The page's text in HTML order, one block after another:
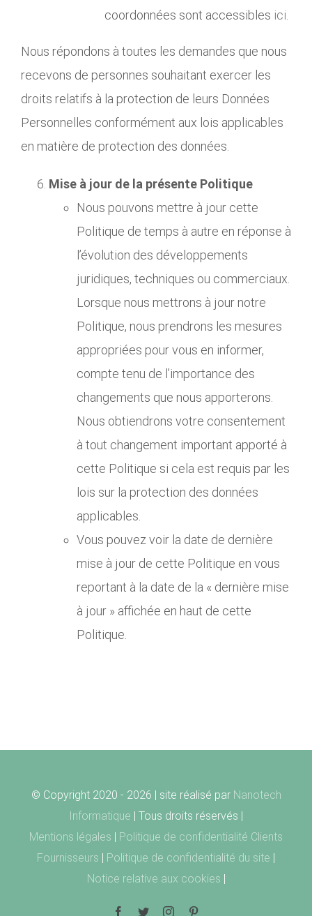
coordonnées sont accessibles ici
Nous répondons à toutes les demandes que nous
recevons de personnes souhaitant exercer les
droits relatifs à la protection de leurs Données
Personnelles conformément aux lois applicables
en matière de protection des données.
Mise à jour de la présente Politique
Nous pouvons mettre à jour cette
Politique de temps à autre en réponse à
l’évolution des développements
juridiques, techniques ou commerciaux.
Lorsque nous mettrons à jour notre
Politique, nous prendrons les mesures
appropriées pour vous en informer,
compte tenu de l’importance des
changements que nous apporterons.
Nous obtiendrons votre consentement
à tout changement important apporté à
cette Politique si cela est requis par les
lois sur la protection des données
applicables.
Vous pouvez voir la date de dernière
mise à jour de cette Politique en vous
reportant à la date de la « dernière mise
à jour » affichée en haut de cette
Politique.
© Copyright 2020 - 2026 | site réalisé par Nanotech
Informatique | Tous droits réservés |
Mentions légales | Politique de confidentialité Clients
Fournisseurs | Politique de confidentialité du site |
Notice relative aux cookies |
Facebook
TwitterInstagram